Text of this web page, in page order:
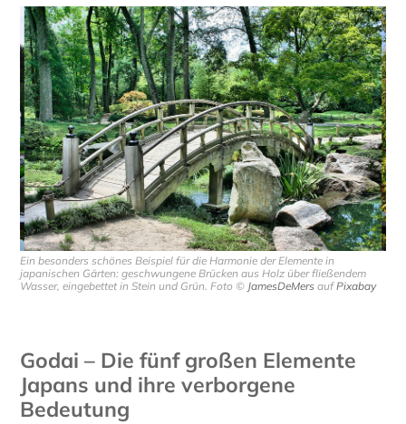
Ein besonders schönes Beispiel für die Harmonie der Elemente in
japanischen Gärten: geschwungene Brücken aus Holz über fließendem
Wasser, eingebettet in Stein und Grün. Foto © JamesDeMers aufPixabay
Godai – Die fünf großen Elemente
Japans und ihre verborgene
Bedeutung